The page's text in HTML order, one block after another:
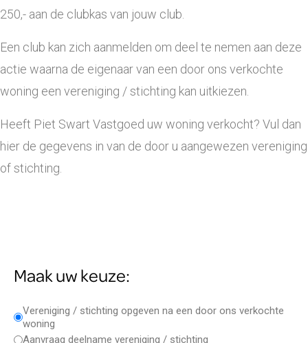
250,- aan de clubkas van jouw club.
Een club kan zich aanmelden om deel te nemen aan deze
actie waarna de eigenaar van een door ons verkochte
woning een vereniging / stichting kan uitkiezen.
Heeft Piet Swart Vastgoed uw woning verkocht? Vul dan
hier de gegevens in van de door u aangewezen vereniging
of stichting.
Maak uw keuze:
Vereniging / stichting opgeven na een door ons verkochte
woning
Aanvraag deelname vereniging / stichting